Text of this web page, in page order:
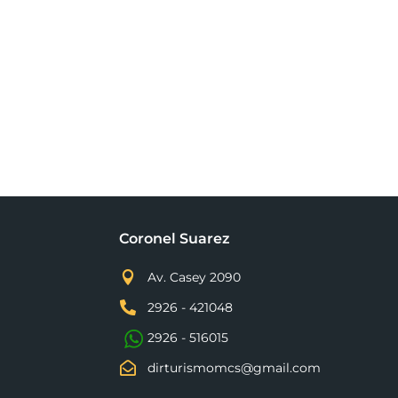
Coronel Suarez

Av. Casey 2090

2926 - 421048
2926 - 516015

dirturismomcs@gmail.com